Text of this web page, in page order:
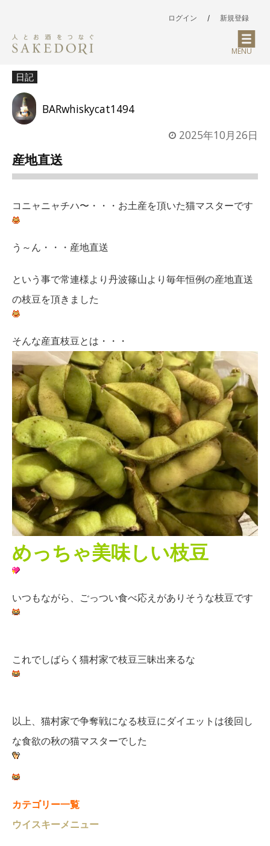
ログイン / 新規登録
MENU
日記
BARwhiskycat1494
2025年10月26日
産地直送
コニャニャチハ〜・・・お土産を頂いた猫マスターです
う～ん・・・産地直送
という事で常連様より丹波篠山より毎年恒例の産地直送
の枝豆を頂きました
そんな産直枝豆とは・・・
めっちゃ美味しい枝豆
いつもながら、ごっつい食べ応えがありそうな枝豆です
これでしばらく猫村家で枝豆三昧出来るな
以上、猫村家で争奪戦になる枝豆にダイエットは後回し
な食欲の秋の猫マスターでした
カテゴリー一覧
ウイスキーメニュー